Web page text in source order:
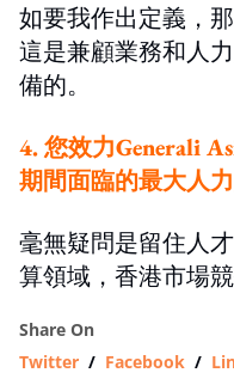
如要我作出定義，
這是兼顧業務和人
備的。
4. 您效力Generali
期間面臨的最大人
毫無疑問是留住人
算領域，香港市場競
Share On
Twitter / Facebook /